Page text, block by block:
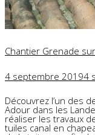
Chantier Grenade
4 septembre 20194
Découvrez l’un des
Adour dans les
réaliser les travaux
tuiles canal en